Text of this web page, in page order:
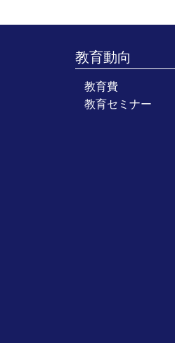
教育動向
教育費
教育セミナー